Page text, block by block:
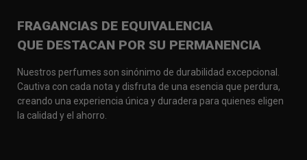
FRAGANCIAS DE EQUIVALENCIA
QUE DESTACAN POR SU PERMANENCIA
Nuestros perfumes son sinónimo de durabilidad excepcional.
Cautiva con cada nota y disfruta de una esencia que perdura,
creando una experiencia única y duradera para quienes eligen
la calidad y el ahorro.